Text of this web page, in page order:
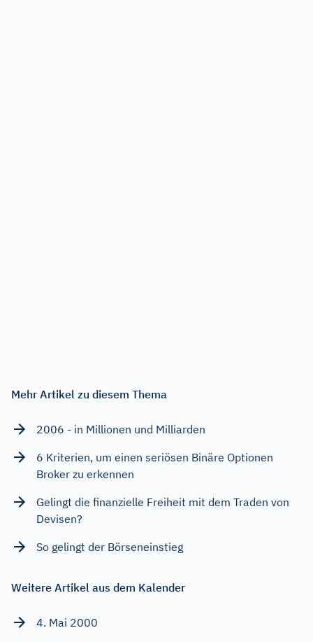
Mehr Artikel zu diesem Thema
2006 - in Millionen und Milliarden
6 Kriterien, um einen seriösen Binäre Optionen
Broker zu erkennen
Gelingt die finanzielle Freiheit mit dem Traden von
Devisen?
So gelingt der Börseneinstieg
Weitere Artikel aus dem Kalender
4. Mai 2000